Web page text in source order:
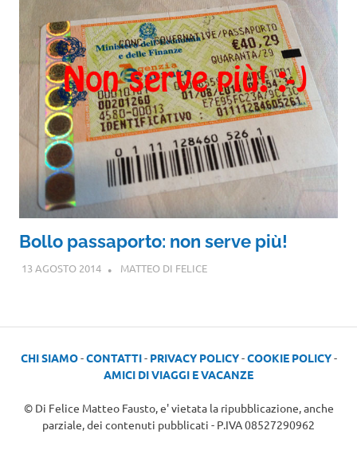
Bollo passaporto: non serve più!
13 AGOSTO 2014 MATTEO DI FELICE
CHI SIAMO-CONTATTI- PRIVACY POLICY-COOKIE POLICY-
AMICI DI VIAGGI E VACANZE
© Di Felice Matteo Fausto, e' vietata la ripubblicazione, anche
parziale, dei contenuti pubblicati - P.IVA 08527290962